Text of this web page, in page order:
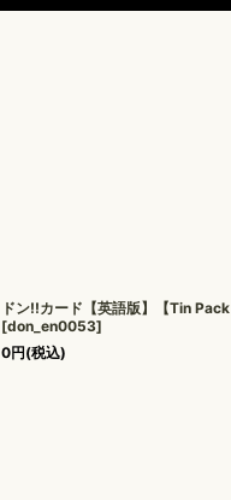
ドン!!カード【英語版】【Tin Pack
[don_en0053]
0円(税込)